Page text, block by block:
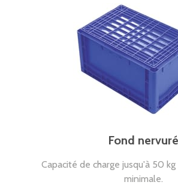
Fond nervuré
Capacité de charge jusqu'à 50
minimale.